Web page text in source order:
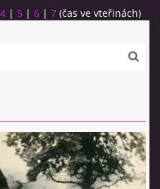
4 | 5 | 6 | 7 (čas ve vteřinách)